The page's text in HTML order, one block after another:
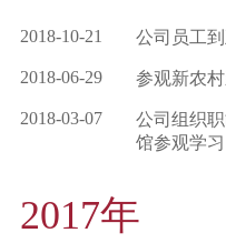
2018-10-21 公司员工
2018-06-29 参观新农
2018-03-07
公司组织
馆参观学习
2017年